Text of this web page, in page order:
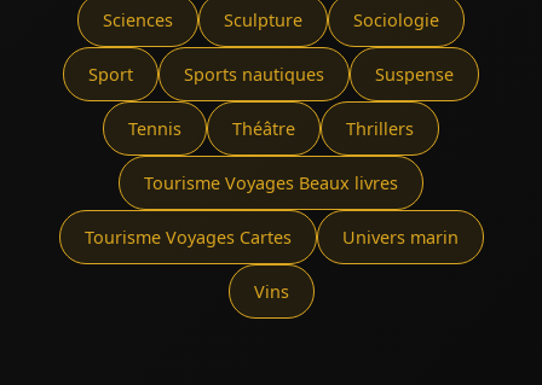
Sciences Sculpture Sociologie
Sport Sports nautiques Suspense
Tennis Théâtre Thrillers
Tourisme Voyages Beaux livres
Tourisme Voyages Cartes Univers marin
Vins